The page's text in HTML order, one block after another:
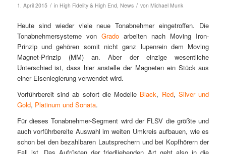
1. April 2015 / in High Fidelity & High End, News / von Michael Munk
Heute sind wieder viele neue Tonabnehmer eingetroffen. Die
Tonabnehmersysteme von Gradoarbeiten nach Moving Iron-
Prinzip und gehören somit nicht ganz lupenrein dem Moving
Magnet-Prinzip (MM) an. Aber der einzige wesentliche
Unterschied ist, dass hier anstelle der Magneten ein Stück aus
einer Eisenlegierung verwendet wird.
Vorführbereit sind ab sofort die Modelle Black, Red,Silver und
Gold, Platinum und Sonata.
Für dieses Tonabnehmer-Segment wird der FLSV die größte und
auch vorführbereite Auswahl im weiten Umkreis aufbauen, wie es
schon bei den bezahlbaren Lautsprechern und bei Kopfhörern der